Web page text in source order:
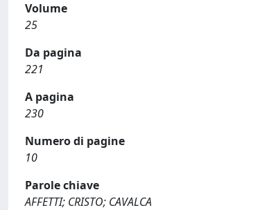
Volume
25
Da pagina
221
A pagina
230
Numero di pagine
10
Parole chiave
AFFETTI; CRISTO; CAVALCA